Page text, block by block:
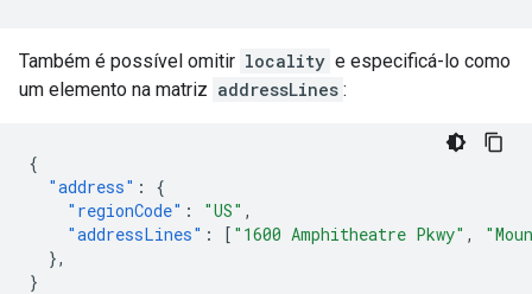
Também é possível omitir locality e especificá-lo como
um elemento na matriz addressLines :
{
"address" :
{
"regionCode" : "US" ,
"addressLines" : [ "1600 Amphitheatre Pkwy" ,
},
}